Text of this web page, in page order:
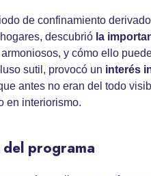
de confinamiento
descubrió la
y cómo ello
sutil, provocó un interés
antes no eran del todo
en interiorismo.
programa